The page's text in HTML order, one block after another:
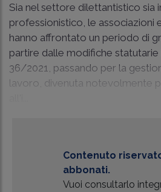
Sia nel settore dilettantistico sia
professionistico, le associazioni
hanno affrontato un periodo di
partire dalle modifiche statutarie
36/2021, passando per la
lavoro, divenuta notevolmente
Contenuto
abbonati.
Vuoi consultarlo